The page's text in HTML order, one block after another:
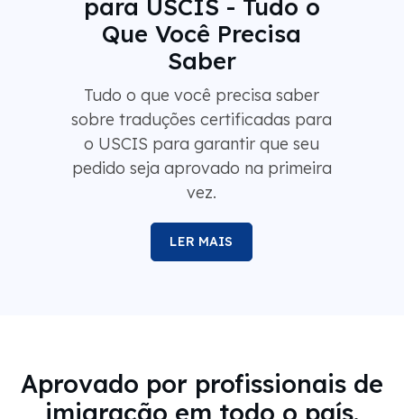
Que Você Precisa
Saber
sobre traduções certificadas para
o USCIS para garantir que seu
pedido seja aprovado na primeira
vez.
LER MAIS
Aprovado por profissionais de
imigração em todo o país.